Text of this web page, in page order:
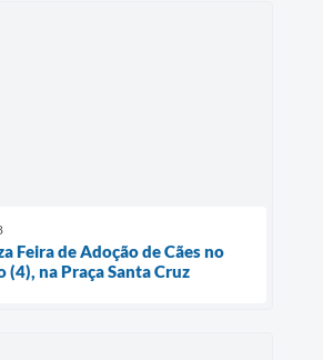
Feira de Adoção de Cães no
(4), na Praça Santa Cruz